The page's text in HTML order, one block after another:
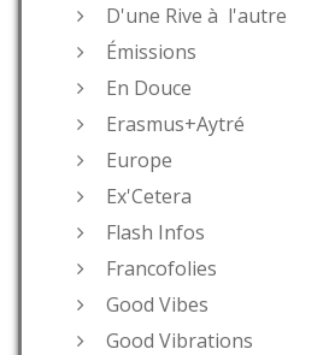
D'une Rive à l'autre
Émissions
En Douce
Erasmus+Aytré
Europe
Ex'Cetera
Flash Infos
Francofolies
Good Vibes
Good Vibrations